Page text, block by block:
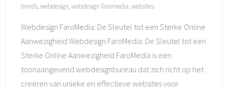
trends,webdesign,webdesign faromedia,websites
Webdesign FaroMedia: De Sleutel tot een Sterke Online
Aanwezigheid Webdesign FaroMedia: De Sleutel tot een
Sterke Online Aanwezigheid FaroMedia is een
toonaangevend webdesignbureau dat zich richt op het
creëren van unieke en effectieve websites voor